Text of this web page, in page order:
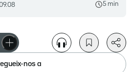
5 min
nos a